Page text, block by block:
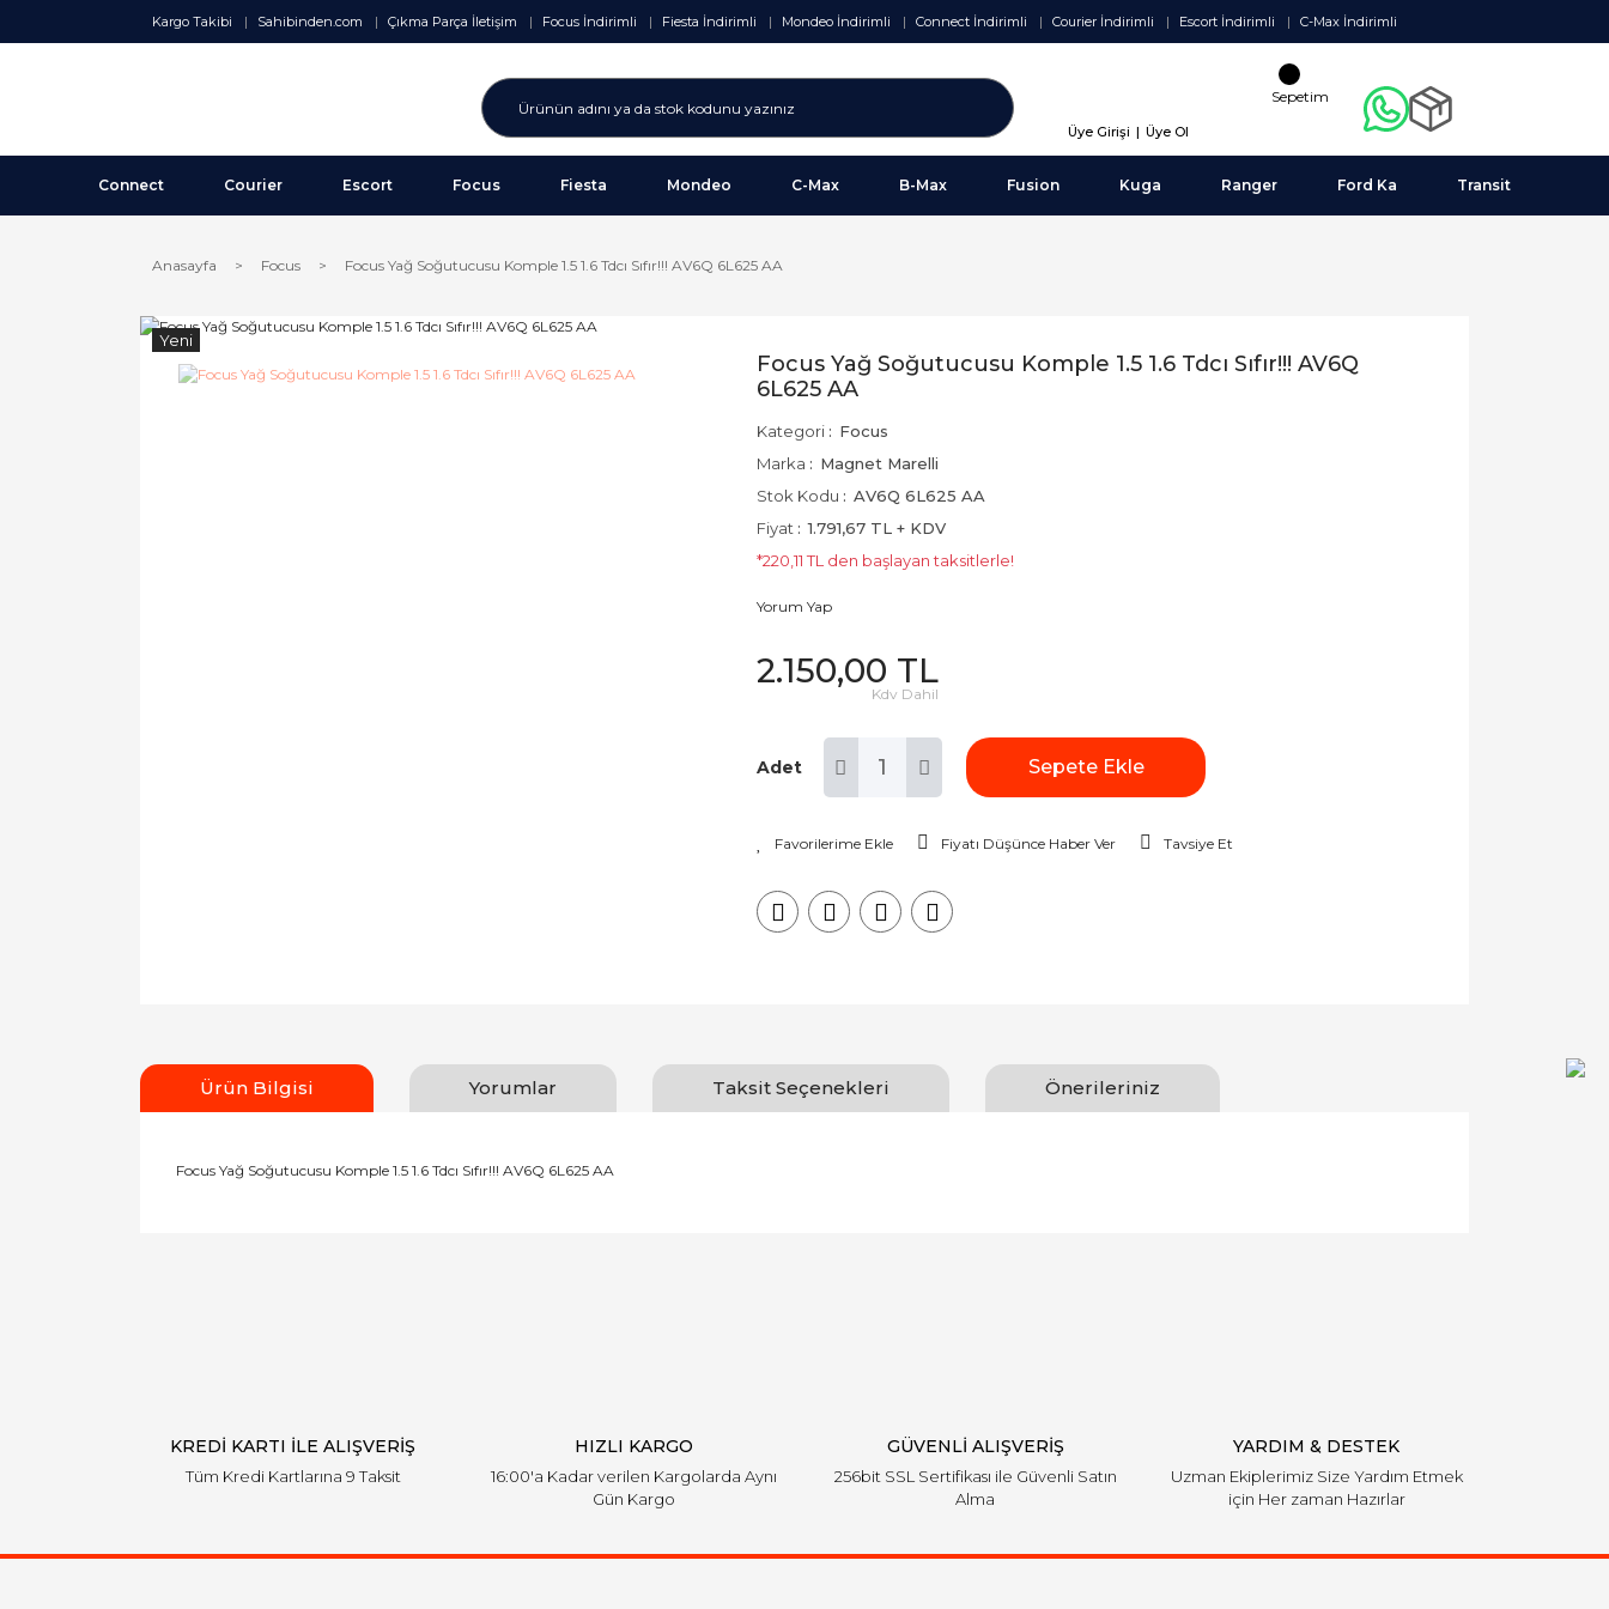
Kargo Takibi Sahibinden.com Çıkma Parça İletişim Focus İndirimli Fiesta İndirimli Mondeo İndirimli Connect İndirimli Courier İndirimli Escort İndirimli C-Max İndirimli
Üye Girişi | Üye Ol
Sepetim
Connect Courier Escort Focus Fiesta Mondeo C-Max B-Max Fusion Kuga Ranger Ford Ka Transit
Anasayfa Focus Focus Yağ Soğutucusu Komple 1.5 1.6 Tdcı Sıfır!!! AV6Q 6L625 AA
Yeni
Focus Yağ Soğutucusu Komple 1.5 1.6 Tdcı Sıfır!!! AV6Q
6L625 AA
Kategori
Focus
Marka
Magnet Marelli
Stok Kodu
AV6Q 6L625 AA
Fiyat
1.791,67 TL + KDV
*220,11 TL den başlayan taksitlerle!
Yorum Yap
2.150,00 TL
Kdv Dahil
Adet Sepete Ekle
Fiyatı Düşünce Haber Ver Tavsiye Et
Ürün Bilgisi Yorumlar Taksit Seçenekleri Önerileriniz
Focus Yağ Soğutucusu Komple 1.5 1.6 Tdcı Sıfır!!! AV6Q 6L625 AA
KREDİ KARTI İLE ALIŞVERİŞ
Tüm Kredi Kartlarına 9 Taksit
HIZLI KARGO
16:00'a Kadar verilen Kargolarda Aynı
Gün Kargo
GÜVENLİ ALIŞVERİŞ
256bit SSL Sertifikası ile Güvenli Satın
Alma
YARDIM & DESTEK
Uzman Ekiplerimiz Size Yardım Etmek
için Her zaman Hazırlar